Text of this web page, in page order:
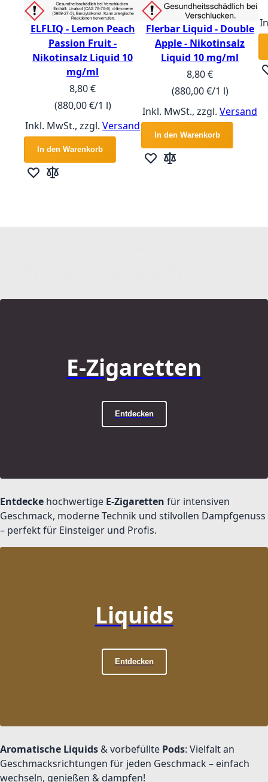
ELFLIQ - Lemon Peach
Passion Fruit -
Nikotinsalz Liquid 10
mg/ml
8,80 €
(880,00 €/1 l)
Inkl. MwSt., zzgl. Versand
In den Warenkorb
Zur Wunschliste hinzufügen
Zur Vergleichsliste hinzufügen
Flerbar Liquid - Double
Apple - Nikotinsalz
Liquid 10 mg/ml
8,80 €
(880,00 €/1 l)
Inkl. MwSt., zzgl. Versand
In den Warenkorb
Zur Wunschliste hinzufügen
Zur Vergleichsliste
E-Zigaretten
Entdecken
Entdecke hochwertige E-Zigaretten für intensiven
Geschmack, moderne Technik und stilvollen Dampfgenuss
– perfekt für Einsteiger und Profis.
Liquids
Entdecken
Aromatische Liquids & vorbefüllte Pods: Vielfalt an
Geschmacksrichtungen für jeden Geschmack – einfach
wechseln, genießen & dampfen!